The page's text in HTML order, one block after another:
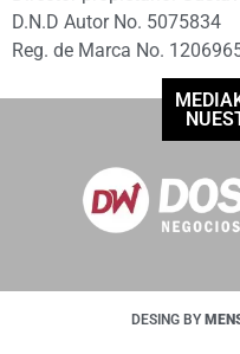
D.N.D Autor No. 5075834
Reg. de Marca No.
DESING BY